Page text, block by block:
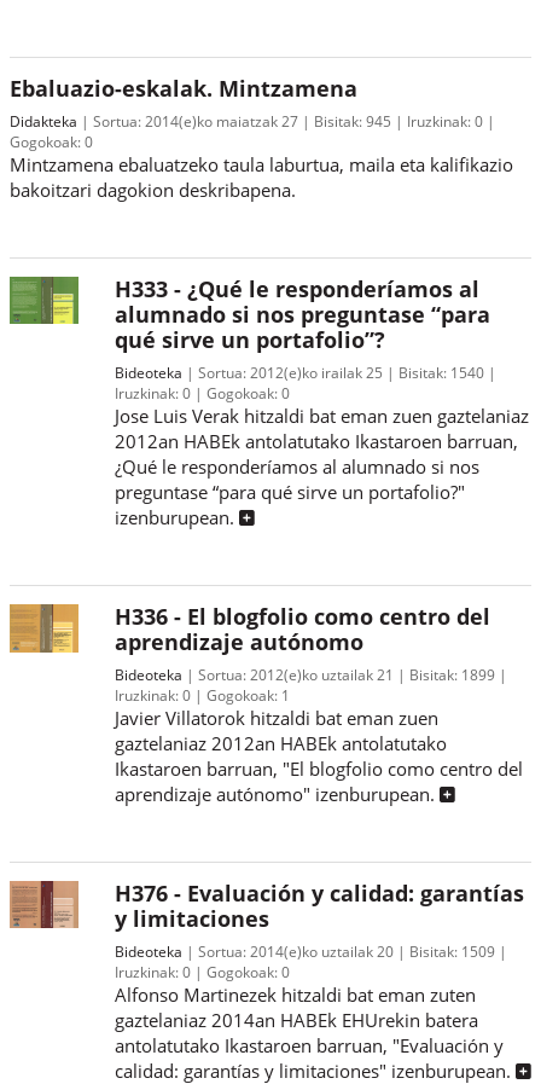
Ebaluazio-eskalak. Mintzamena
Didakteka Sortua: 2014(e)ko maiatzak 27 Bisitak:945 Iruzkinak:0
Gogokoak:0
Mintzamena ebaluatzeko taula laburtua, maila eta kalifikazio
bakoitzari dagokion deskribapena.
H333 - ¿Qué le responderíamos al
alumnado si nos preguntase “para
qué sirve un portafolio”?
Bideoteka Sortua: 2012(e)ko irailak 25 Bisitak: 1540
Iruzkinak:0 Gogokoak:0
Jose Luis Verak hitzaldi bat eman zuen gaztelaniaz
2012an HABEk antolatutako Ikastaroen barruan,
¿Qué le responderíamos al alumnado si nos
preguntase “para qué sirve un portafolio?"
izenburupean.
H336 - El blogfolio como centro del
aprendizaje autónomo
Bideoteka Sortua: 2012(e)ko uztailak 21 Bisitak: 1899
Iruzkinak:0 Gogokoak: 1
Javier Villatorok hitzaldi bat eman zuen
gaztelaniaz 2012an HABEk antolatutako
Ikastaroen barruan, "El blogfolio como centro del
aprendizaje autónomo" izenburupean.
H376 - Evaluación y calidad: garantías
y limitaciones
Bideoteka Sortua: 2014(e)ko uztailak 20 Bisitak: 1509
Iruzkinak:0 Gogokoak:0
Alfonso Martinezek hitzaldi bat eman zuten
gaztelaniaz 2014an HABEk EHUrekin batera
antolatutako Ikastaroen barruan, "Evaluación y
calidad: garantías y limitaciones" izenburupean.